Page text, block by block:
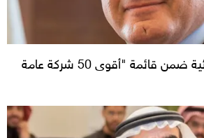
إيديتا للصناعات الغذائية ضمن قائمة "أقوى 50 شركة عامة